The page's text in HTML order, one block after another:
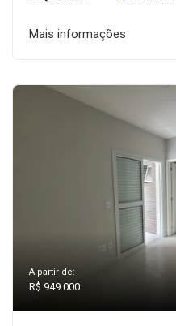
Mais informações
A partir de:
R$ 949.000